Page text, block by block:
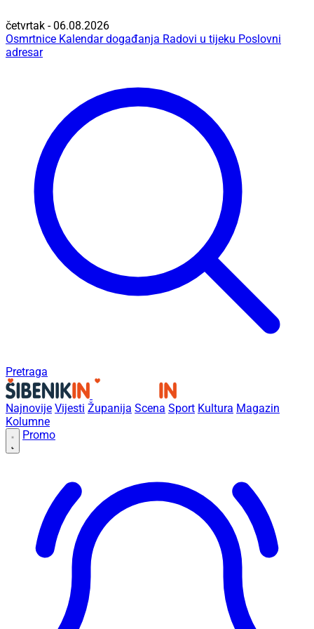
četvrtak - 06.08.2026
Osmrtnice Kalendar događanja Radovi u tijeku Poslovni
adresar
Pretraga
Najnovije Vijesti Županija Scena Sport Kultura Magazin
Kolumne
Promo